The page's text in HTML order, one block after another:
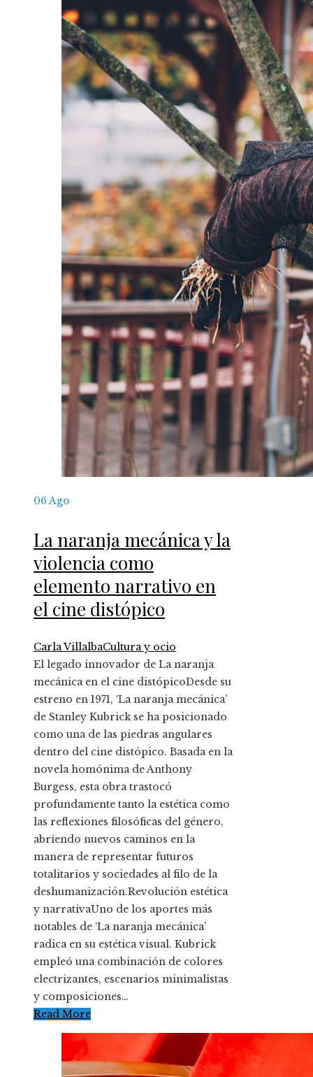
06 Ago
La naranja mecánica y la
violencia como
elemento narrativo en
el cine distópico
Carla VillalbaCultura y ocio
El legado innovador de La naranja
mecánica en el cine distópicoDesde su
estreno en 1971, ‘La naranja mecánica’
de Stanley Kubrick se ha posicionado
como una de las piedras angulares
dentro del cine distópico. Basada en la
novela homónima de Anthony
Burgess, esta obra trastocó
profundamente tanto la estética como
las reflexiones filosóficas del género,
abriendo nuevos caminos en la
manera de representar futuros
totalitarios y sociedades al filo de la
deshumanización.Revolución estética
y narrativaUno de los aportes más
notables de ‘La naranja mecánica’
radica en su estética visual. Kubrick
empleó una combinación de colores
electrizantes, escenarios minimalistas
y composiciones…
Read More